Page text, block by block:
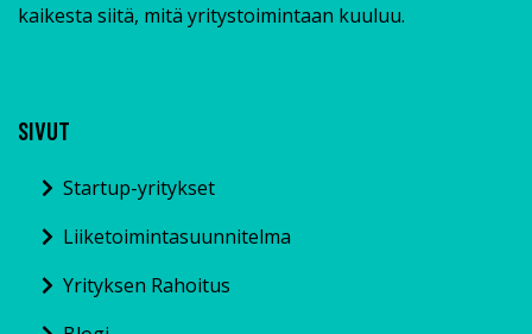
kaikesta siitä, mitä yritystoimintaan kuuluu.
SIVUT
Startup-yritykset
Liiketoimintasuunnitelma
Yrityksen Rahoitus